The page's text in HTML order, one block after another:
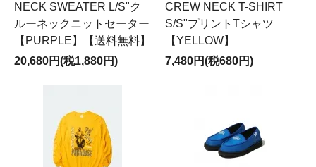
NECK SWEATER L/S"ク
ルーネックニットセーター
【PURPLE】【送料無料】
20,680円(税1,880円)
CREW NECK T-SHIRT
S/S"プリントTシャツ
【YELLOW】
7,480円(税680円)